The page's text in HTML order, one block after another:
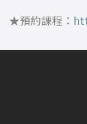
★預約課程：